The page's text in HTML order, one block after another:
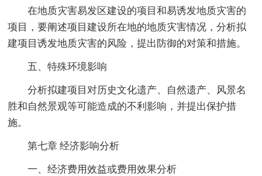
在地质灾害易发区建设的项目和易诱发地质灾害的
项目，要阐述项目建设所在地的地质灾害情况，分析拟
建项目诱发地质灾害的风险，提出防御的对策和措施。
五、特殊环境影响
分析拟建项目对历史文化遗产、自然遗产、风景名
胜和自然景观等可能造成的不利影响，并提出保护措
施。
第七章 经济影响分析
一、经济费用效益或费用效果分析